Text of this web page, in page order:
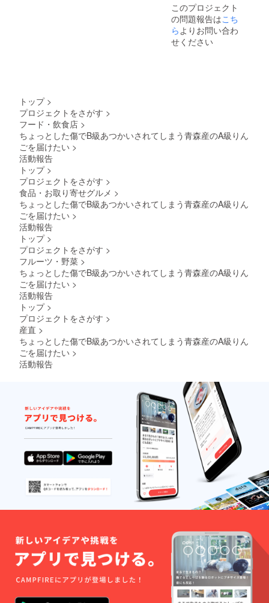
りくだ
さい。
このプロジェクト
の問題報告はこち
ら よりお問い合わ
せください
トップ >
プロジェクトをさがす >
フード・飲食店 >
ちょっとした傷でB級あつかいされてしまう青森産のA級りん
ごを届けたい >
活動報告
トップ >
プロジェクトをさがす >
食品・お取り寄せグルメ >
ちょっとした傷でB級あつかいされてしまう青森産のA級りん
ごを届けたい >
活動報告
トップ >
プロジェクトをさがす >
フルーツ・野菜 >
ちょっとした傷でB級あつかいされてしまう青森産のA級りん
ごを届けたい >
活動報告
トップ >
プロジェクトをさがす >
産直 >
ちょっとした傷でB級あつかいされてしまう青森産のA級りん
ごを届けたい >
活動報告